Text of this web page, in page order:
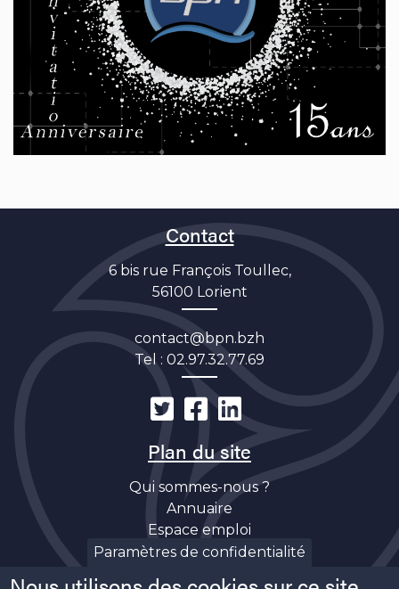
Contact
6 bis rue François Toullec,
56100 Lorient
contact@bpn.bzh
Tel : 02.97.32.77.69
Plan du site
Qui sommes-nous ?
Annuaire
Espace emploi
Découverte
Paramètres de confidentialité